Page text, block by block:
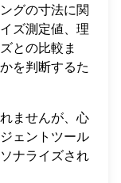
グの寸法に関
ズ測定値、理
との比較ま
を判断するた
ませんが、心
ェントツール
ナライズされ